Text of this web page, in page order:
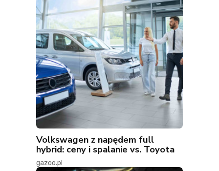
Volkswagen z napędem full
hybrid: ceny i spalanie vs. Toyota
gazoo.pl